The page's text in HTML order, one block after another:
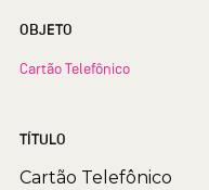
OBJETO
Cartão Telefônico
TÍTULO
Cartão Telefônico